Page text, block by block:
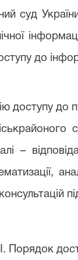
суд
до
доступу до
–
Порядок